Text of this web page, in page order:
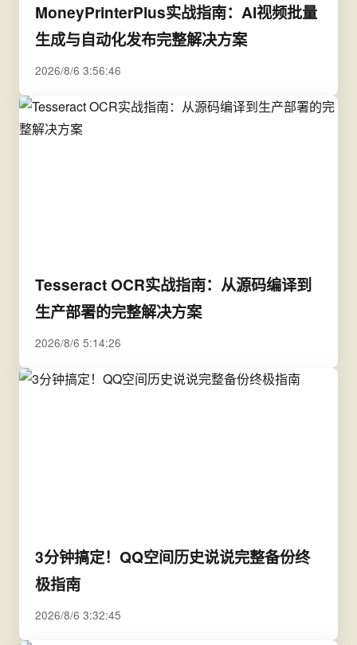
MoneyPrinterPlus实战指南：AI视频批量
生成与自动化发布完整解决方案
2026/8/6 3:56:46
Tesseract OCR实战指南：从源码编译到
生产部署的完整解决方案
2026/8/6 5:14:26
3分钟搞定！QQ空间历史说说完整备份终
极指南
2026/8/6 3:32:45